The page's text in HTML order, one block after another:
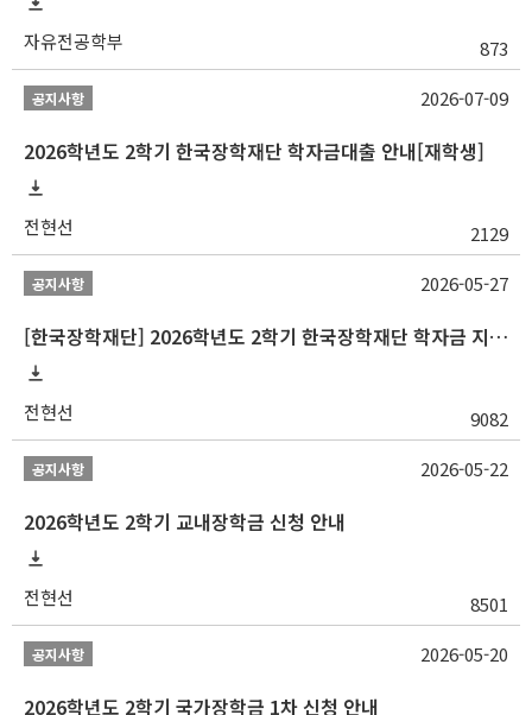
자유전공학부 873
공지사항
2026학년도 2학기 한국장학재단 학자금대출 안내[재학생]
전현선 2129
2026-07-09
공지사항
[한국장학재단] 2026학년도 2학기 한국장학재단 학자금 지원구간 산정 신청 안내
전현선 9082
2026-05-27
공지사항
2026학년도 2학기 교내장학금 신청 안내
전현선 8501
2026-05-22
공지사항
2026학년도 2학기 국가장학금 1차 신청 안내
2026-05-20